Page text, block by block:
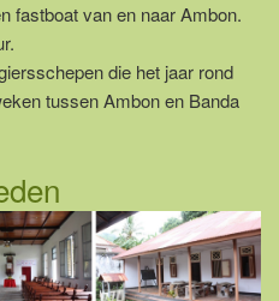
fastboat van en naar Ambon.
die het jaar rond
tussen Ambon en Banda